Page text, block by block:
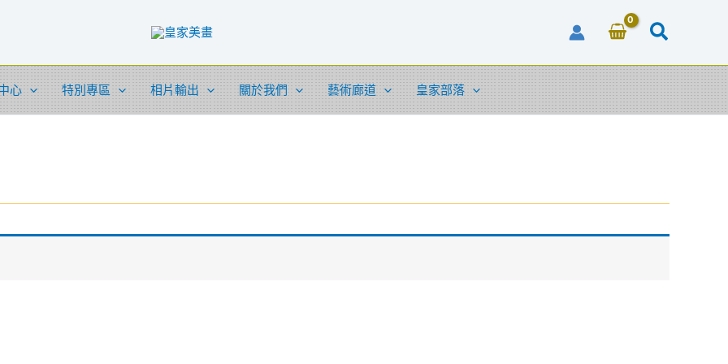
心 特別專區 相片輸出 關於我們 藝術廊道 皇家部落